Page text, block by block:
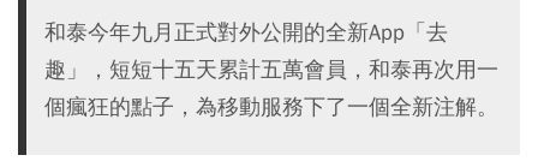
和泰今年九月正式對外公開的全新App「去
趣」，短短十五天累計五萬會員，和泰再次用一
個瘋狂的點子，為移動服務下了一個全新注解。